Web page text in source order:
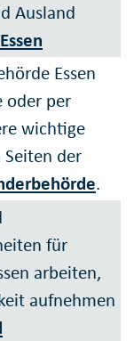
Ausland
Essen
oder per
wichtige
der
.
für
arbeiten,
aufnehmen